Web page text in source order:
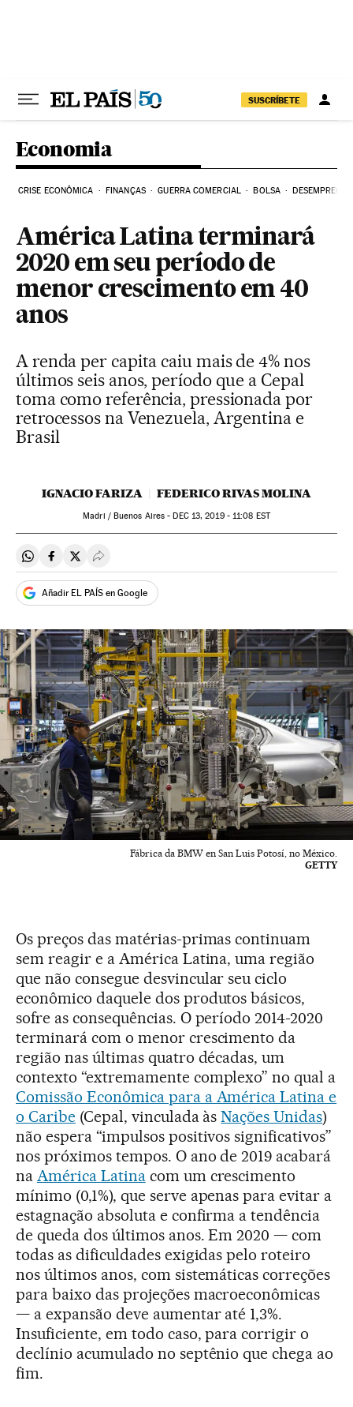
SUSCRÍBETE
Economia
CRISE ECONÔMICA FINANÇAS GUERRA COMERCIAL BOLSA DESEMPREGO
América Latina terminará
2020 em seu período de
menor crescimento em 40
anos
A renda per capita caiu mais de 4% nos
últimos seis anos, período que a Cepal
toma como referência, pressionada por
retrocessos na Venezuela, Argentina e
Brasil
IGNACIO FARIZA FEDERICO RIVAS MOLINA
Madri / Buenos Aires -DEC13, 2019 - 11:08 EST
Compartir en Whatsapp
Compartir en Facebook
Compartir en Twitter
Desplegar Redes Sociales
Añadir EL PAÍS en Google
Fábrica da BMW en San Luis Potosí, no México.
GETTY
Os preços das matérias-primas continuam
sem reagir e a América Latina, uma região
que não consegue desvincular seu ciclo
econômico daquele dos produtos básicos,
sofre as consequências. O período 2014-2020
terminará com o menor crescimento da
região nas últimas quatro décadas, um
contexto “extremamente complexo” no qual a
Comissão Econômica para a América Latina e
o Caribe(Cepal, vinculada àsNações Unidas)
não espera “impulsos positivos significativos”
nos próximos tempos. O ano de 2019 acabará
na América Latinacom um crescimento
mínimo (0,1%), que serve apenas para evitar a
estagnação absoluta e confirma a tendência
de queda dos últimos anos. Em 2020 — com
todas as dificuldades exigidas pelo roteiro
nos últimos anos, com sistemáticas correções
para baixo das projeções macroeconômicas
— a expansão deve aumentar até 1,3%.
Insuficiente, em todo caso, para corrigir o
declínio acumulado no septênio que chega ao
fim.